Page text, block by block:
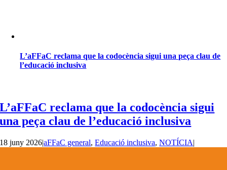
L’aFFaC reclama que la codocència sigui una peça clau de
l’educació inclusiva
L’aFFaC reclama que la codocència sigui
una peça clau de l’educació inclusiva
18 juny 2026|aFFaC general,Educació inclusiva,NOTÍCIA|